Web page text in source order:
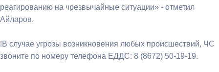
реагированию на чрезвычайные ситуации» - отметил
Айларов.
❕В случае угрозы возникновения любых происшествий, ЧС
звоните по номеру телефона ЕДДС: 8 (8672) 50-19-19.